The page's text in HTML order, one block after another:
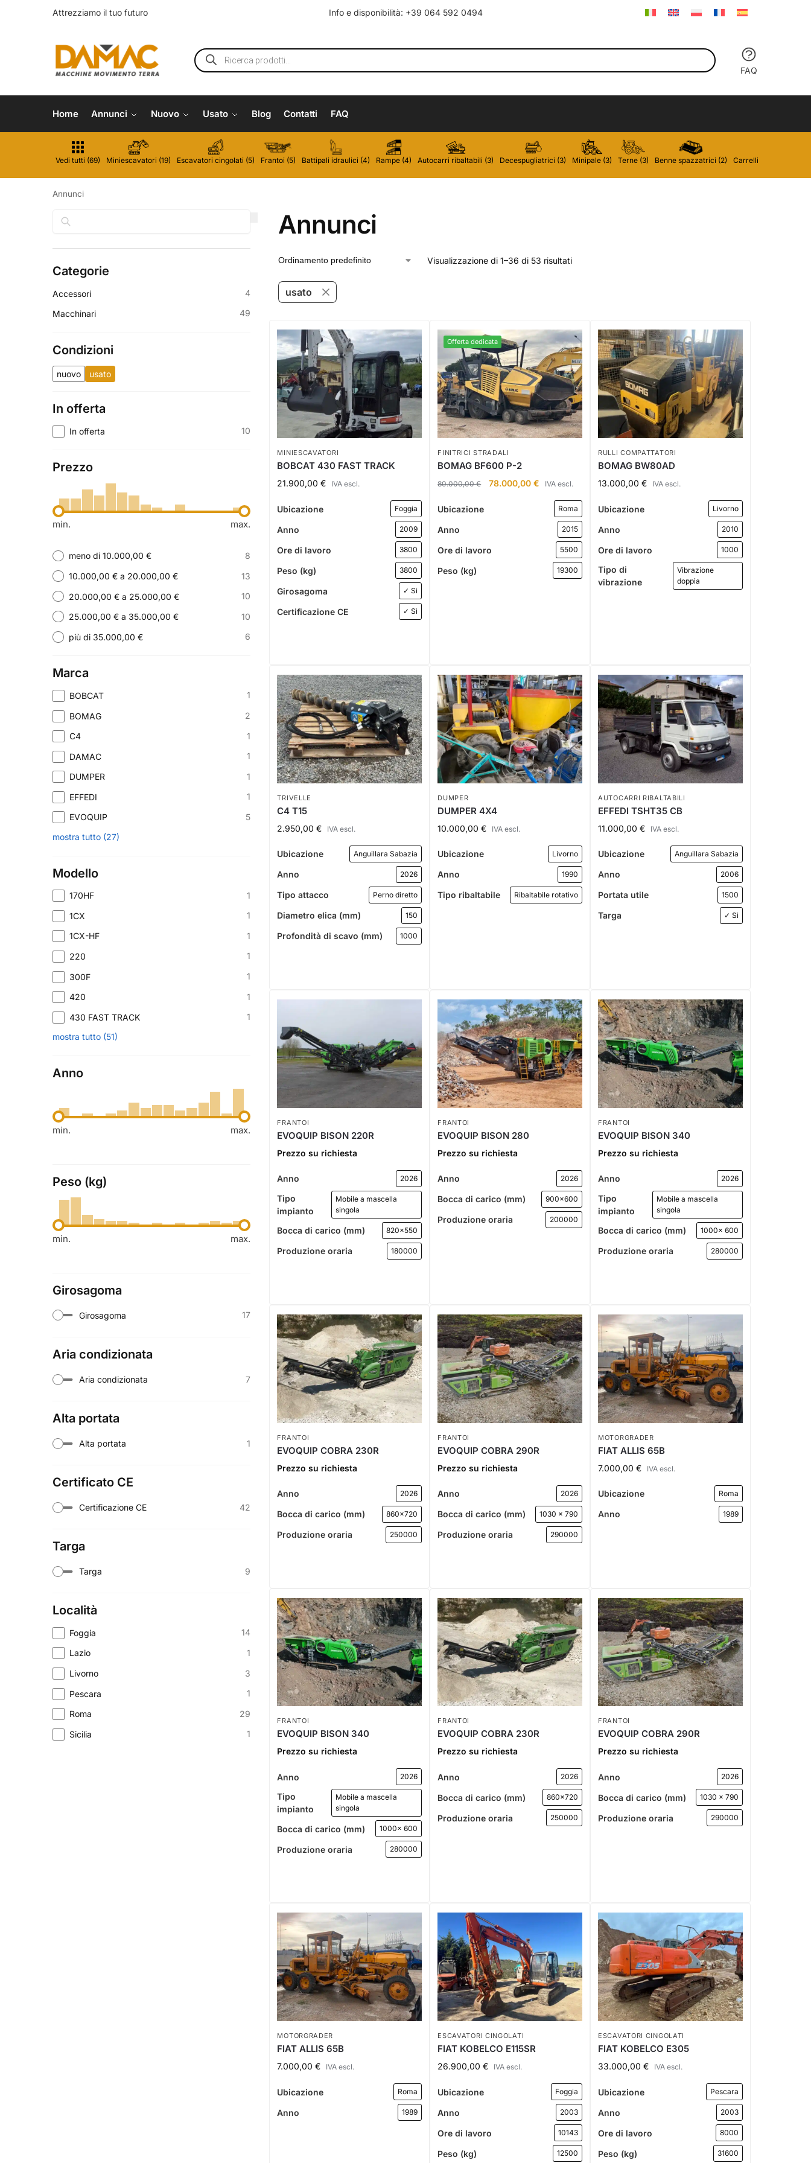
Attrezziamo il tuo futuro Info e disponibilità: +39 064 592 0494
FAQ
Home Annunci Nuovo Usato Blog Contatti FAQ
Vedi tutti (69) Miniescavatori (19) Escavatori cingolati (5) Frantoi (5) Battipali idraulici (4) Rampe (4) Autocarri ribaltabili (3) Decespugliatrici (3) Minipale (3) Terne (3) Benne spazzatrici (2) Carrelli elevatori (2)
Annunci
Annunci
Visualizzazione di 1–36 di 53 risultati
usato
MINIESCAVATORI
BOBCAT 430 FAST TRACK
21.900,00€ IVA escl.
Ubicazione Foggia
Anno 2009
Ore di lavoro 3800
Peso (kg) 3800
Girosagoma ✓ Sì
Certificazione CE ✓ Sì
Offerta dedicata
FINITRICI STRADALI
BOMAG BF600 P-2
80.000,00€ 78.000,00€ IVA escl.
Ubicazione Roma
Anno 2015
Ore di lavoro 5500
Peso (kg) 19300
RULLI COMPATTATORI
BOMAG BW80AD
13.000,00€ IVA escl.
Ubicazione Livorno
Anno 2010
Ore di lavoro 1000
Tipo di
vibrazione
Vibrazione
doppia
TRIVELLE
C4 T15
2.950,00€ IVA escl.
Ubicazione Anguillara Sabazia
Anno 2026
Tipo attacco Perno diretto
Diametro elica (mm) 150
Profondità di scavo (mm) 1000
DUMPER
DUMPER 4X4
10.000,00€ IVA escl.
Ubicazione Livorno
Anno 1990
Tipo ribaltabile Ribaltabile rotativo
AUTOCARRI RIBALTABILI
EFFEDI TSHT35 CB
11.000,00€ IVA escl.
Ubicazione Anguillara Sabazia
Anno 2006
Portata utile 1500
Targa ✓ Sì
FRANTOI
EVOQUIP BISON 220R
Prezzo su richiesta
Anno 2026
Tipo
impianto
Mobile a mascella
singola
Bocca di carico (mm) 820x550
Produzione oraria 180000
FRANTOI
EVOQUIP BISON 280
Prezzo su richiesta
Anno 2026
Bocca di carico (mm) 900x600
Produzione oraria 200000
FRANTOI
EVOQUIP BISON 340
Prezzo su richiesta
Anno 2026
Tipo
impianto
Mobile a mascella
singola
Bocca di carico (mm) 1000x 600
Produzione oraria 280000
FRANTOI
EVOQUIP COBRA 230R
Prezzo su richiesta
Anno 2026
Bocca di carico (mm) 860x720
Produzione oraria 250000
FRANTOI
EVOQUIP COBRA 290R
Prezzo su richiesta
Anno 2026
Bocca di carico (mm) 1030 x 790
Produzione oraria 290000
MOTORGRADER
FIAT ALLIS 65B
7.000,00€ IVA escl.
Ubicazione Roma
Anno 1989
FRANTOI
EVOQUIP BISON 340
Prezzo su richiesta
Anno 2026
Tipo
impianto
Mobile a mascella
singola
Bocca di carico (mm) 1000x 600
Produzione oraria 280000
FRANTOI
EVOQUIP COBRA 230R
Prezzo su richiesta
Anno 2026
Bocca di carico (mm) 860x720
Produzione oraria 250000
FRANTOI
EVOQUIP COBRA 290R
Prezzo su richiesta
Anno 2026
Bocca di carico (mm) 1030 x 790
Produzione oraria 290000
MOTORGRADER
FIAT ALLIS 65B
7.000,00€ IVA escl.
Ubicazione Roma
Anno 1989
ESCAVATORI CINGOLATI
FIAT KOBELCO E115SR
26.900,00€ IVA escl.
Ubicazione Foggia
Anno 2003
Ore di lavoro 10143
Peso (kg) 12500
ESCAVATORI CINGOLATI
FIAT KOBELCO E305
33.000,00€ IVA escl.
Ubicazione Pescara
Anno 2003
Ore di lavoro 8000
Peso (kg) 31600
Categorie
Accessori 4
Macchinari 49
Condizioni
nuovo usato
In offerta
In offerta 10
Prezzo
min. max.
meno di 10.000,00 € 8
10.000,00 € a 20.000,00 € 13
20.000,00 € a 25.000,00 € 10
25.000,00 € a 35.000,00 € 10
più di 35.000,00 € 6
Marca
BOBCAT 1
BOMAG 2
C4 1
DAMAC 1
DUMPER 1
EFFEDI 1
EVOQUIP
5
mostra tutto (27)
Modello
170HF 1
1CX 1
1CX-HF 1
220 1
300F 1
420 1
430 FAST TRACK
1
mostra tutto (51)
Anno
min. max.
Peso (kg)
min. max.
Girosagoma
Girosagoma 17
Aria condizionata
Aria condizionata 7
Alta portata
Alta portata 1
Certificato CE
Certificazione CE 42
Targa
Targa 9
Località
Foggia 14
Lazio 1
Livorno 3
Pescara 1
Roma 29
Sicilia 1